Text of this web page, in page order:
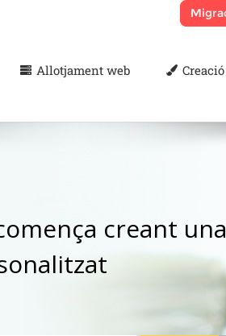
Allotjament web
creant